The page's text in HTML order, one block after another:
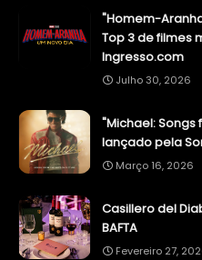
"Homem-
Top 3 de filmes
Ingresso.com
Julho 30, 2026
"Michael: Songs
lançado pela
Março 16, 2026
Casillero del
BAFTA
Fevereiro 27,